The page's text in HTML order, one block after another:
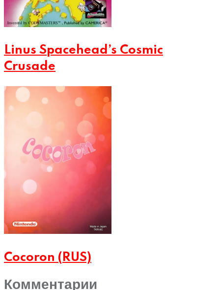
Linus Spacehead’s Cosmic
Crusade
Cocoron (RUS)
Комментарии